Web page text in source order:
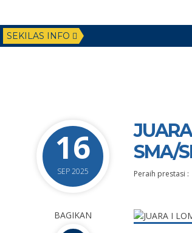
SEKILAS INFO
16
SEP 2025
SMA/
Peraih prestasi :
BAGIKAN